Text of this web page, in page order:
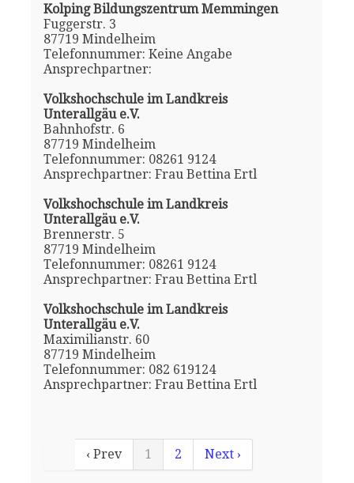
Kolping Bildungszentrum Memmingen
Fuggerstr. 3
87719 Mindelheim
Telefonnummer: Keine Angabe
Ansprechpartner:
Volkshochschule im Landkreis
Unterallgäu e.V.
Bahnhofstr. 6
87719 Mindelheim
Telefonnummer: 08261 9124
Ansprechpartner: Frau Bettina Ertl
Volkshochschule im Landkreis
Unterallgäu e.V.
Brennerstr. 5
87719 Mindelheim
Telefonnummer: 08261 9124
Ansprechpartner: Frau Bettina Ertl
Volkshochschule im Landkreis
Unterallgäu e.V.
Maximilianstr. 60
87719 Mindelheim
Telefonnummer: 082 619124
Ansprechpartner: Frau Bettina Ertl
‹ Prev 1 2 Next ›